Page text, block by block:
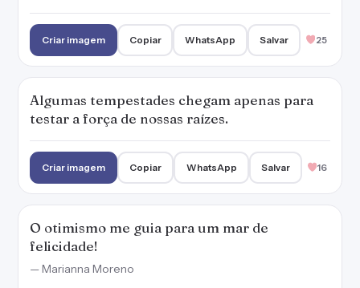
Criar imagem Copiar WhatsApp Salvar 25
Algumas tempestades chegam apenas para
testar a força de nossas raízes.
Criar imagem Copiar WhatsApp Salvar 16
O otimismo me guia para um mar de
felicidade!
— Marianna Moreno